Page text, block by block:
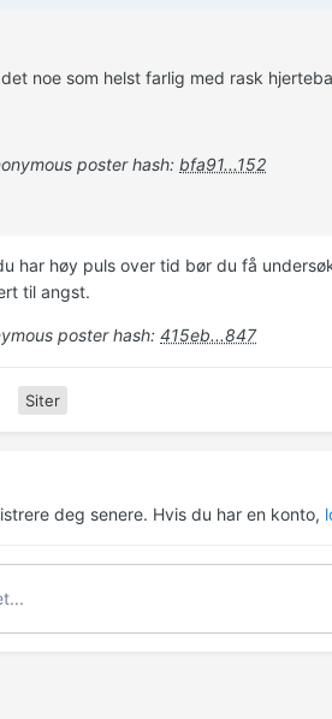
det noe som helst farlig med rask
poster hash: bfa91...152
har høy puls over tid bør du få
til angst.
poster hash: 415eb...847
Siter
deg senere. Hvis du har en konto,